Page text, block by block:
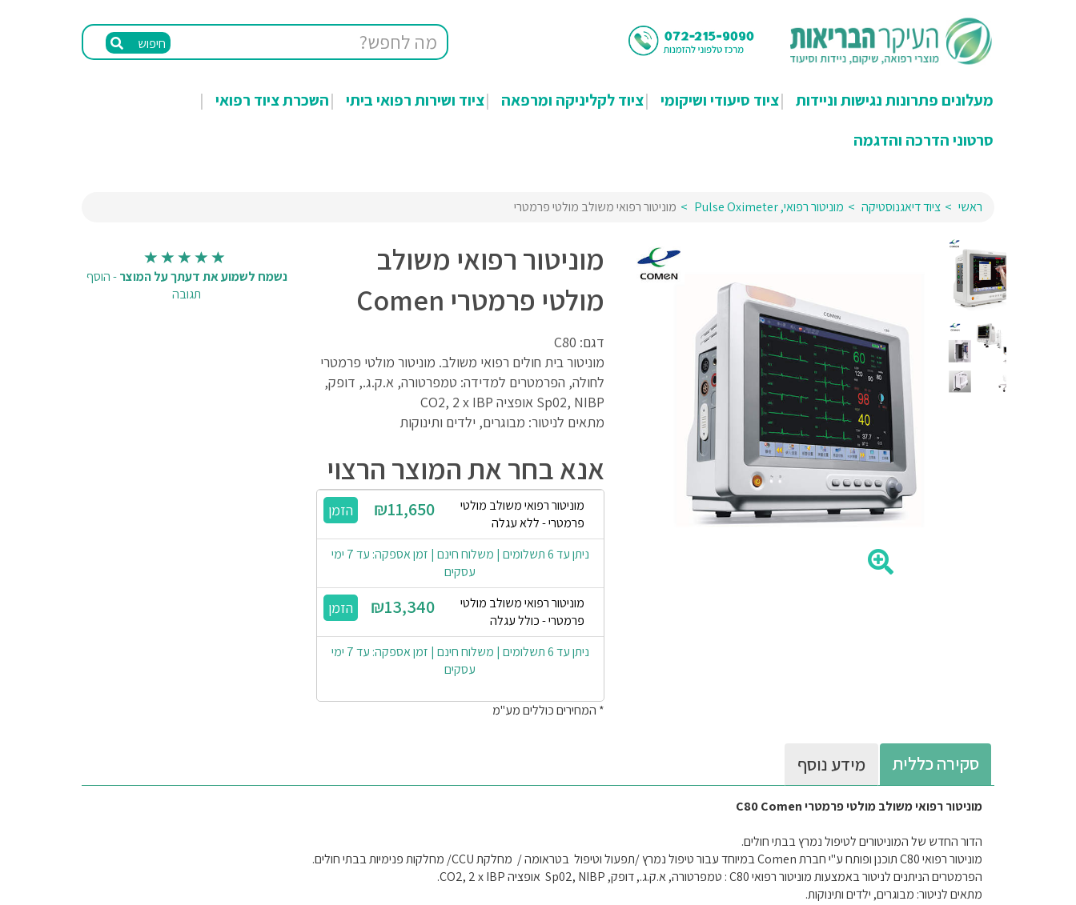
חיפוש
מעלונים פתרונות נגישות וניידות ציוד סיעודי ושיקומי ציוד לקליניקה ומרפאה ציוד ושירות רפואי ביתי
השכרת ציוד רפואי
סרטוני הדרכה והדגמה
ראשי ציוד דיאגנוסטיקה מוניטור רפואי, Pulse Oximeter מוניטור רפואי משולב מולטי פרמטרי
מוניטור רפואי משולב
מולטי פרמטרי Comen
דגם: C80
מוניטור בית חולים רפואי משולב. מוניטור מולטי פרמטרי
לחולה, הפרמטרים למדידה: טמפרטורה, א.ק.ג., דופק,
Sp02, NIBP אופציה CO2, 2 x IBP
מתאים לניטור: מבוגרים, ילדים ותינוקות
אנא בחר את המוצר הרצוי
מוניטור רפואי משולב מולטי
פרמטרי - ללא עגלה
₪11,650
ניתן עד 6 תשלומים | משלוח חינם | זמן אספקה: עד 7 ימי
עסקים
מוניטור רפואי משולב מולטי
פרמטרי - כולל עגלה
₪13,340
ניתן עד 6 תשלומים | משלוח חינם | זמן אספקה: עד 7 ימי
עסקים
* המחירים כוללים מע"מ
נשמח לשמוע את דעתך על המוצר-הוסף
תגובה
סקירה כללית מידע נוסף
מוניטור רפואי משולב מולטי פרמטרי C80 Comen
הדור החדש של המוניטורים לטיפול נמרץ בבתי חולים.
מוניטור רפואי C80 תוכנן ופותח ע"י חברת Comen במיוחד עבור טיפול נמרץ /תפעול וטיפול בטראומה / מחלקת CCU/ מחלקות פנימיות בבתי חולים.
הפרמטרים הניתנים לניטור באמצעות מוניטור רפואי C80 : טמפרטורה, א.ק.ג., דופק, Sp02, NIBP אופציה CO2, 2 x IBP.
מתאים לניטור: מבוגרים, ילדים ותינוקות.